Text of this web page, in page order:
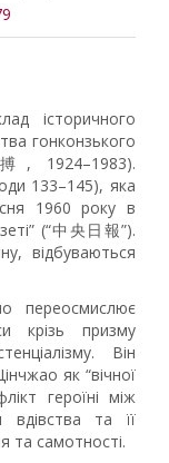
історичного
гонконзького
, 1924–1983).
133–145), яка
1960 року в
(“中央日報”).
відбуваються
переосмислює
крізь призму
Він
як “вічної
героїні між
вдівства та її
та самотності.